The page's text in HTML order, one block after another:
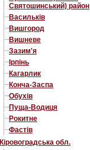
Святошинський) район
Васильків
Вишгород
Вишневе
Зазим'я
Ірпінь
Кагарлик
Конча-Заспа
Обухів
Пуща-Водиця
Рокитне
Фастів
Кіровоградська обл.